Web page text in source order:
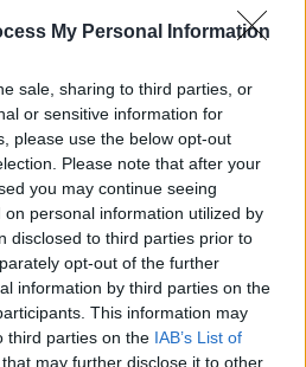
My Personal Information
sale, sharing to third parties, or
or sensitive information for
please use the below opt-out
Please note that after your
you may continue seeing
personal information utilized by
disclosed to third parties prior to
opt-out of the further
information by third parties on the
This information may
third parties on the IAB’s List of
that may further disclose it to other
στηΝάξοβλέπουμε
Kurier, η οποία αποκαλεί το
μοιάζει ακόμη
τους περιπατητές για να
να απολαύσουν την τοπική
στα κυκλαδίτικα και